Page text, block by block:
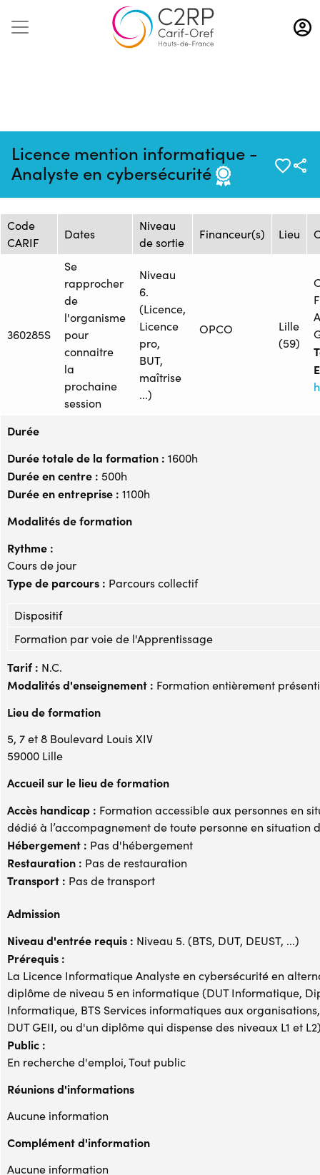
Aller
au
contenu
Licence mention informatique -
Analyste en cybersécurité
23/04/2025
25108130F
FRANCE - Centre de Lille
Session de formation
Code
CARIF
Dates
Niveau
de sortie
Financeur(s) Lieu
360285S
Se
rapprocher
de
l'organisme
pour
connaitre
la
prochaine
session
Niveau
6.
(Licence,
Licence
pro,
BUT,
maîtrise
...)
OPCO
Lille
(59)
Durée
Durée totale de la formation : 1600h
Durée en centre : 500h
Durée en entreprise : 1100h
Modalités de formation
Rythme :
Cours de jour
Type de parcours : Parcours collectif
Dispositif
Formation par voie de l'Apprentissage
Tarif : N.C.
Modalités d'enseignement : Formation entièrement
Lieu de formation
5, 7 et 8 Boulevard Louis XIV
59000 Lille
Accueil sur le lieu de formation
Accès handicap : Formation accessible aux personnes en
dédié à l’accompagnement de toute personne en situation
Hébergement : Pas d'hébergement
Restauration : Pas de restauration
Transport : Pas de transport
Admission
Niveau d'entrée requis : Niveau 5. (BTS, DUT, DEUST, ...)
Prérequis :
La Licence Informatique Analyste en cybersécurité en
diplôme de niveau 5 en informatique (DUT Informatique,
Informatique, BTS Services informatiques aux
DUT GEII, ou d'un diplôme qui dispense des niveaux L1 et
Public :
En recherche d'emploi, Tout public
Réunions d'informations
Aucune information
Complément d'information
Aucune information